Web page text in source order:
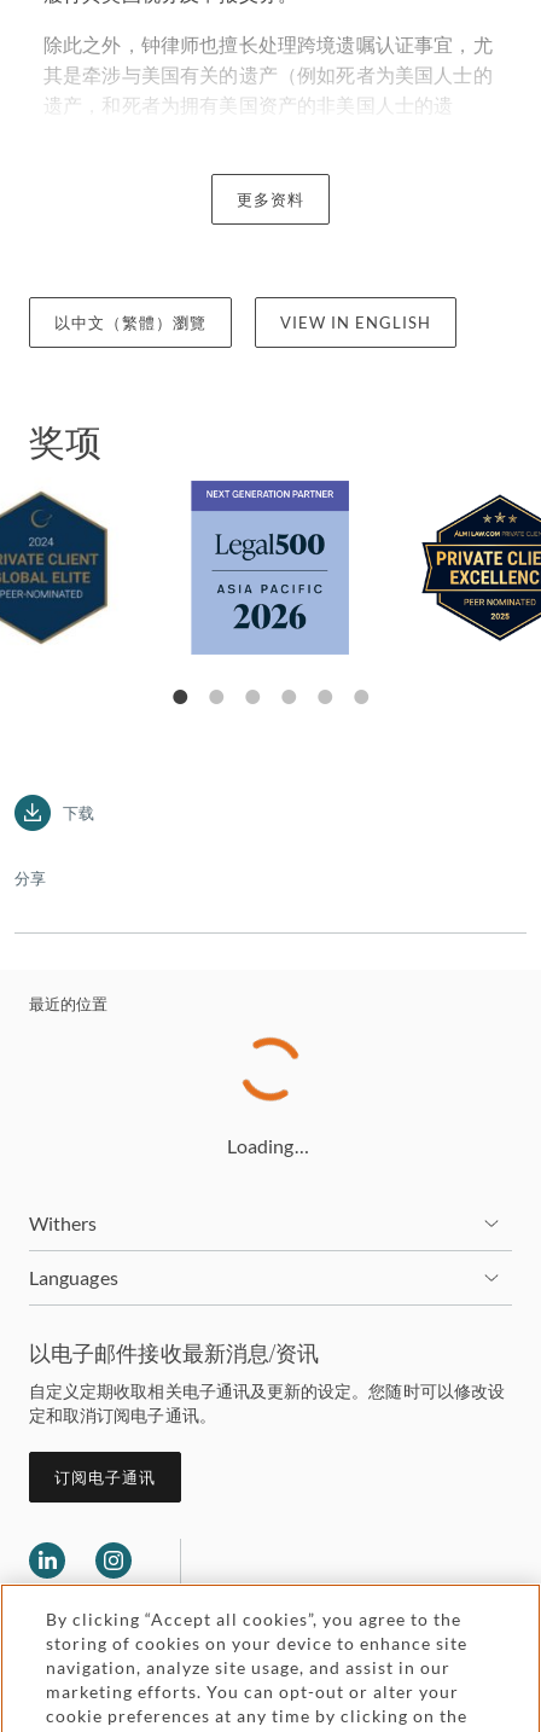
除此之外，钟律师也擅长处理跨境遗嘱认证事宜，尤
其是牵涉与美国有关的遗产（例如死者为美国人士的
遗产，和死者为拥有美国资产的非美国人士的遗
产管理的事宜。就着与死者遗产相关的美国税务及申
报事宜，他亦会向遗产代理人提供建议。
元素）方面积累了丰富经验。作为一位遗产继承律
师，他能够就着遗嘱执行人在处理遗产时有机会面临
行过程（不论在香港或外地）更加顺畅。这些见解往
往为客户帶來莫大帮助。
钟律师还协助客户在香港成立信托公司 - 包括处理相
关注册及信托或公司服务提供者（TCSP）的牌照规
定，并协助独立信托公司起草其信托契约的范本。
钟律师于《私人客户全球专业精英名录》（Private
师”（2025年版）、 "第一级别 – 私人客户全球精
单中被评为 "私人客戶及家庭法事務的新生代合伙人"
。最近，他除了被 "Citywealth Leaders List
40 位 40 岁以下精英 - IFC 2023"，也入选《亚洲法律
同年在 "私人客户律师百强" 名单中获得认可。他曾于
2020年STEP第15届私人客户大奖中入围 "年度最佳年
"2019 年未来领袖百强：超级顾问"，及荣获 "年度最
月刊》金融科技大奖中荣获"年度私人财富律师（香
钟律师是 STEP 的会员（TEP），现为 STEP 香港分部
遗嘱及遗产委员会之成员。
更多资料
以中文（繁體）瀏覽 VIEW IN ENGLISH
奖项
下载
分享
最近的位置
Loading…
Withers
Languages
以电子邮件接收最新消息/资讯
自定义定期收取相关电子通讯及更新的设定。您随时可以修改设
定和取消订阅电子通讯。
订阅电子通讯
Legal and regulatory Accessibility
By clicking “Accept all cookies”, you agree to the
storing of cookies on your device to enhance site
navigation, analyze site usage, and assist in our
marketing efforts. You can opt-out or alter your
cookie preferences at any time by clicking on the